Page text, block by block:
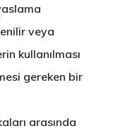
veya
kullanılması
gereken bir
arasında